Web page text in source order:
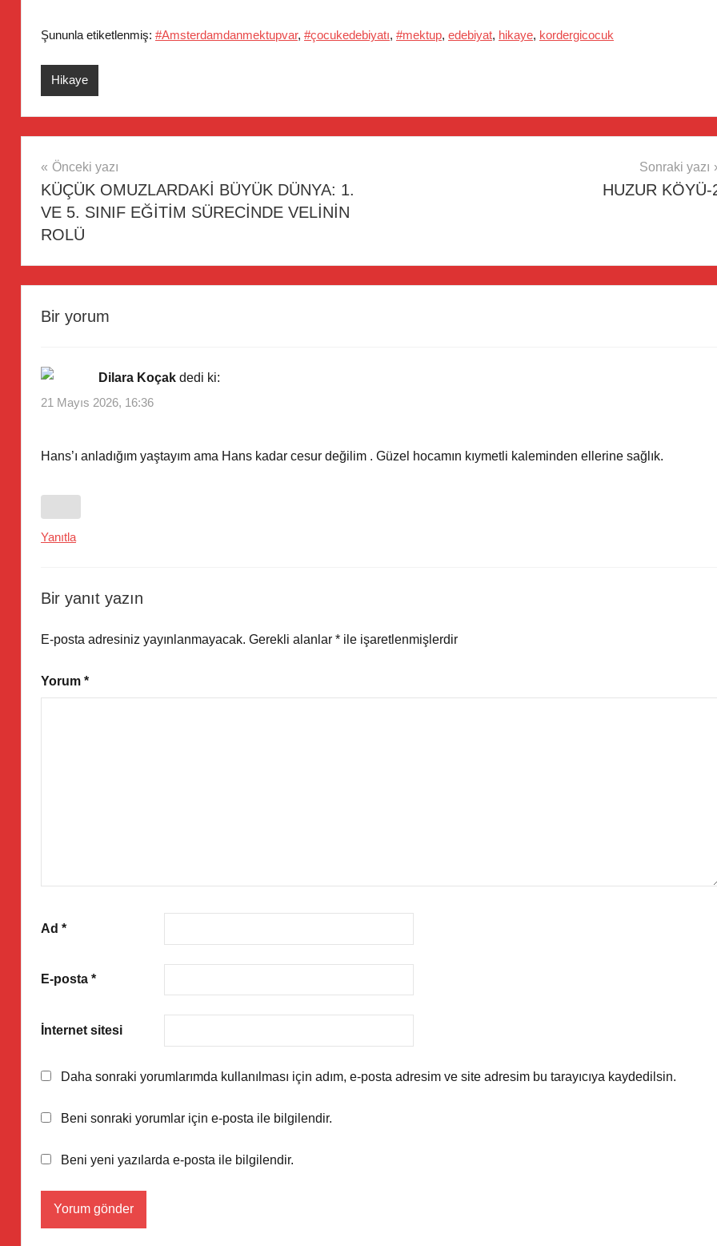
Şununla etiketlenmiş: #Amsterdamdanmektupvar, #çocukedebiyatı, #mektup, edebiyat, hikaye, kordergicocuk
Hikaye
Yazı
gezinmesi
Önceki yazı
KÜÇÜK OMUZLARDAKİ BÜYÜK DÜNYA: 1.
VE 5. SINIF EĞİTİM SÜRECİNDE VELİNİN
ROLÜ
Sonraki yazı
HUZUR KÖYÜ-
Bir yorum
Dilara Koçak dedi ki:
21 Mayıs 2026, 16:36
Hans’ı anladığım yaştayım ama Hans kadar cesur değilim . Güzel hocamın kıymetli kaleminden ellerine sağlık.
Yanıtla
Bir yanıt yazın
E-posta adresiniz yayınlanmayacak. Gerekli alanlar * ile işaretlenmişlerdir
Yorum *
Ad *
E-posta *
İnternet sitesi
Daha sonraki yorumlarımda kullanılması için adım, e-posta adresim ve site adresim bu tarayıcıya kaydedilsin.
Beni sonraki yorumlar için e-posta ile bilgilendir.
Beni yeni yazılarda e-posta ile bilgilendir.